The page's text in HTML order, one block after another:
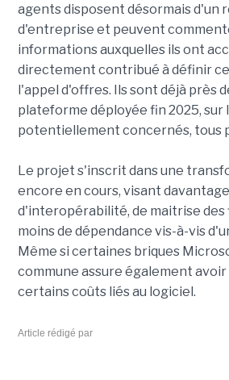
agents disposent désormais d'un
d'entreprise et peuvent
informations auxquelles ils ont
directement contribué à définir
l'appel d'offres. Ils sont déjà près
plateforme déployée fin 2025, sur
potentiellement concernés, tous
Le projet s'inscrit dans une
encore en cours, visant
d'interopérabilité, de maitrise des
moins de dépendance vis-à-vis
Même si certaines briques
commune assure également
certains coûts liés au logiciel.
Article rédigé par